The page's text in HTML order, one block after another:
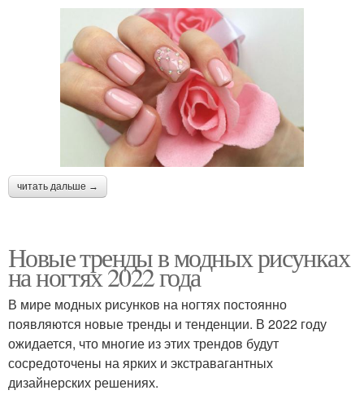
читать дальше →
Новые тренды в модных рисунках
на ногтях 2022 года
В мире модных рисунков на ногтях постоянно
появляются новые тренды и тенденции. В 2022 году
ожидается, что многие из этих трендов будут
сосредоточены на ярких и экстравагантных
дизайнерских решениях.